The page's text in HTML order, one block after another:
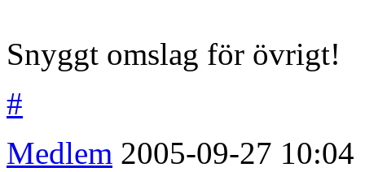
Snyggt omslag för övrigt!
#
Medlem 2005-09-27 10:04